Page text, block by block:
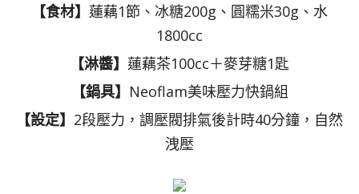
【食材】 蓮藕1節、冰糖200g、圓糯米30g、水
1800cc
【淋醬】 蓮藕茶100cc＋麥芽糖1匙
【鍋具】 Neoflam美味壓力快鍋組
【設定】 2段壓力，調壓閥排氣後計時40分鐘，自然
洩壓